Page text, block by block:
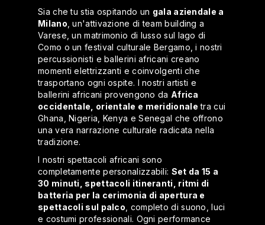
Sia che tu stia ospitando un gala aziendale a
Milano, un'attivazione di team building a
Varese, un matrimonio di lusso sul lago di
Como o un festival culturale Bergamo, i nostri
percussionisti e ballerini africani creano
momenti elettrizzanti e coinvolgenti che
trasportano ogni ospite. I nostri artisti e
ballerini africani provengono da Africa
occidentale, orientale e meridionale tra cui
Ghana, Nigeria, Kenya e Senegal che offrono
una vera narrazione culturale radicata nella
tradizione.
I nostri spettacoli africani sono
completamente personalizzabili: Set da 15 a
30 minuti, spettacoli itineranti, ritmi di
batteria per la cerimonia di apertura e
spettacoli sul palco, completo di suono, luci
e costumi professionali. Ogni performance